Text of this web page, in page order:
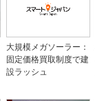
大規模メガソーラー：
固定価格買取制度で建
設ラッシュ